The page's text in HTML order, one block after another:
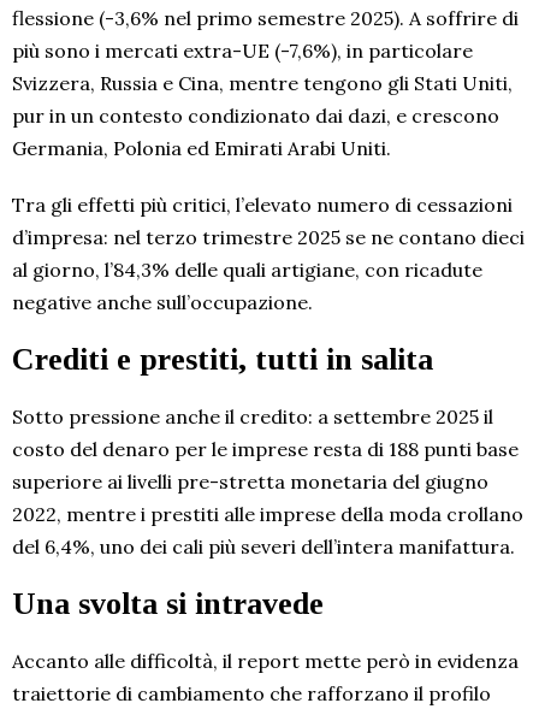
flessione (-3,6% nel primo semestre 2025). A soffrire di
più sono i mercati extra-UE (-7,6%), in particolare
Svizzera, Russia e Cina, mentre tengono gli Stati Uniti,
pur in un contesto condizionato dai dazi, e crescono
Germania, Polonia ed Emirati Arabi Uniti.
Tra gli effetti più critici, l’elevato numero di cessazioni
d’impresa: nel terzo trimestre 2025 se ne contano dieci
al giorno, l’84,3% delle quali artigiane, con ricadute
negative anche sull’occupazione.
Crediti e prestiti, tutti in salita
Sotto pressione anche il credito: a settembre 2025 il
costo del denaro per le imprese resta di 188 punti base
superiore ai livelli pre-stretta monetaria del giugno
2022, mentre i prestiti alle imprese della moda crollano
del 6,4%, uno dei cali più severi dell’intera manifattura.
Una svolta si intravede
Accanto alle difficoltà, il report mette però in evidenza
traiettorie di cambiamento che rafforzano il profilo